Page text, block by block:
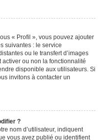
« Profil », vous pouvez ajouter
suivantes : le service
ou le transfert d’images
activer ou non la fonctionnalité
disponible aux utilisateurs. Si
invitons à contacter un
?
nom d’utilisateur, indiquent
vous avez publié ou identifient